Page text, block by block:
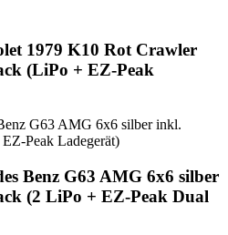
1979 K10 Rot Crawler
(LiPo + EZ-Peak
Benz G63 AMG 6x6 silber
(2 LiPo + EZ-Peak Dual